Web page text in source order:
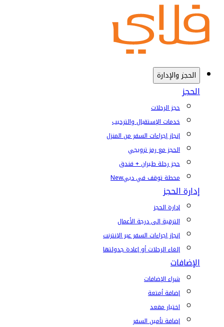
الحجز والإدارة
الحجز
حجز الرحلات
خدمات الإستقبال والترحيب
إنجاز إجراءات السفر من المنزل
الحجز مع رمز ترويجي
حجز رحلة طيران + فندق
محطة توقف في دبيNew
إدارة الحجز
إدارة الحجز
الترقية إلى درجة الأعمال
إنجاز إجراءات السفر عبر الإنترنت
إلغاء الرحلات أو إعادة جدولتها
الإضافات
شراء الإضافات
إضافة أمتعة
اختيار مقعد
إضافة تأمين السفر